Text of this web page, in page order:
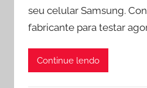
seu celular Samsung.
fabricante para testar
Continue lendo